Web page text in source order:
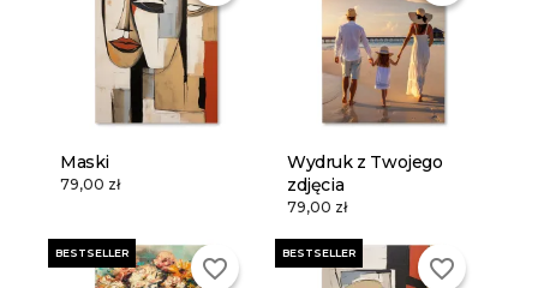
Maski
79,00 zł
Wydruk z Twojego
zdjęcia
79,00 zł
BESTSELLER
favorite_border
BESTSELLER
favorite_border